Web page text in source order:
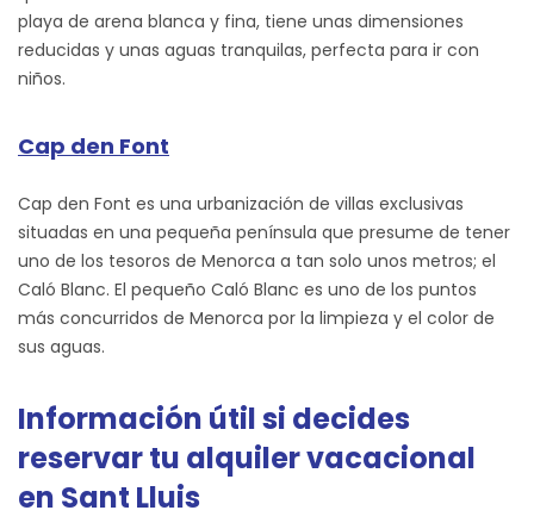
playa de arena blanca y fina, tiene unas dimensiones
reducidas y unas aguas tranquilas, perfecta para ir con
niños.
Cap den Font
Cap den Font es una urbanización de villas exclusivas
situadas en una pequeña península que presume de tener
uno de los tesoros de Menorca a tan solo unos metros; el
Caló Blanc. El pequeño Caló Blanc es uno de los puntos
más concurridos de Menorca por la limpieza y el color de
sus aguas.
Información útil si decides
reservar tu alquiler vacacional
en Sant Lluis